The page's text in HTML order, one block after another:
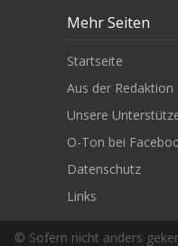
© Sofern nicht anders
Mehr Seiten
Startseite
Aus der Redaktion
Unsere
O-Ton bei
Datenschutz
Links